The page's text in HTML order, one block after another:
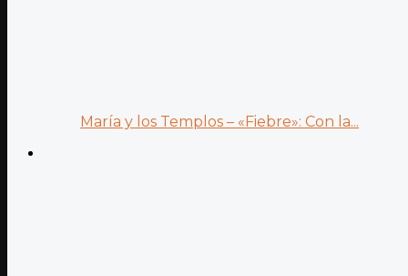
María y los Templos – «Fiebre»: Con la...